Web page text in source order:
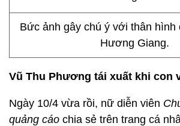
Bức ảnh gây chú ý với thân hình
Hương Giang.
Vũ Thu Phương tái xuất khi con
Ngày 10/4 vừa rồi, nữ diễn viên
quảng cáo chia sẻ trên trang cá